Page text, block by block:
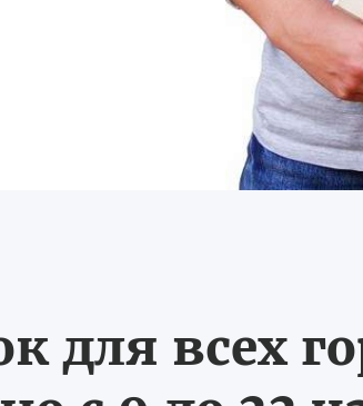
для всех